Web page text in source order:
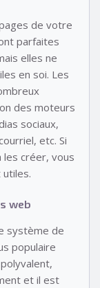
de votre
parfaites
elles ne
en soi. Les
des moteurs
sociaux,
etc. Si
créer, vous
utiles.
web
système de
populaire
et il est